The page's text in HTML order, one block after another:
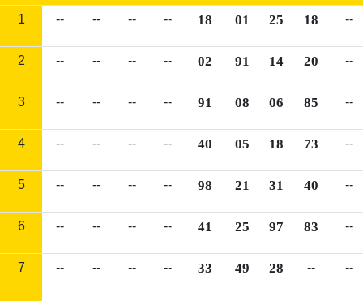
1
-- -- -- -- 18 01 25 18 --
2 -- -- -- -- 02 91 14 20 --
3 -- -- -- -- 91 08 06 85 --
4 -- -- -- -- 40 05 18 73 --
5 -- -- -- -- 98 21 31 40 --
6 -- -- -- -- 41 25 97 83 --
7 -- -- -- -- 33 49 28 -- --